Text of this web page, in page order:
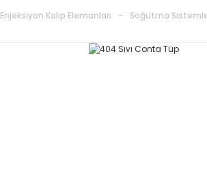
Enjeksiyon Kalıp Elemanları Soğutma